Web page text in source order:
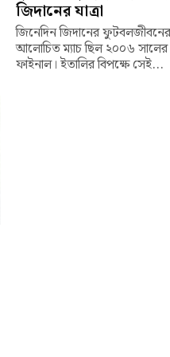
জিদানের যাত্রা
জিনেদিন জিদানের
আলোচিত ম্যাচ ছিল ২০০৬ সালের
ফাইনাল। ইতালির বিপক্ষে সেই...